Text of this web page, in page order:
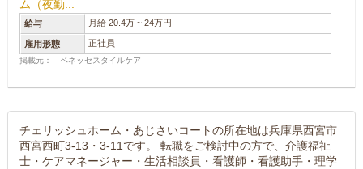
ム（夜勤...
給与 月給 20.4万 ~ 24万円
雇用形態 正社員
掲載元： ベネッセスタイルケア
チェリッシュホーム・あじさいコートの所在地は兵庫県西宮市
西宮西町3-13・3-11です。 転職をご検討中の方で、介護福祉
士・ケアマネージャー・生活相談員・看護師・看護助手・理学